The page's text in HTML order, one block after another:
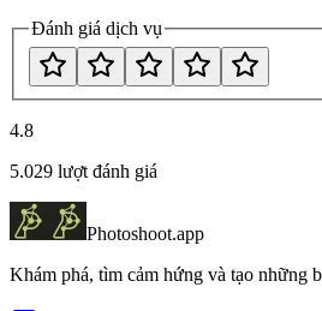
Đánh giá dịch vụ
4.8
5.029 lượt đánh giá
Photoshoot.app
Khám phá, tìm cảm hứng và tạo những